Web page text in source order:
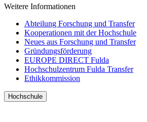
Weitere Informationen
Abteilung Forschung und Transfer
Kooperationen mit der Hochschule
Neues aus Forschung und Transfer
Gründungsförderung
EUROPE DIRECT Fulda
Hochschulzentrum Fulda Transfer
Ethikkommission
Hochschule